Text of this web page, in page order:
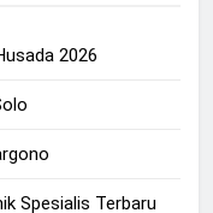
2026
Spesialis Terbaru